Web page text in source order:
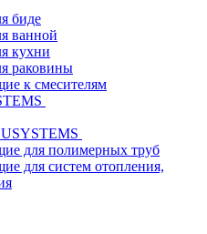
биде
ванной
кухни
раковины
к смесителям
для полимерных труб
для систем отопления,